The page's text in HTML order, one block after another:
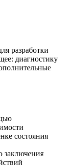
разработки
диагностику
состояния
заключения